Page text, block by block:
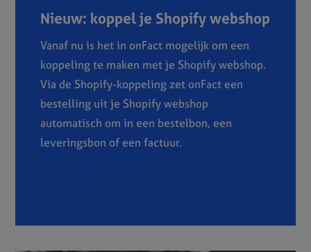
Nieuw: koppel je Shopify webshop
Vanaf nu is het in onFact mogelijk om een
koppeling te maken met je Shopify webshop.
Via de Shopify-koppeling zet onFact een
bestelling uit je Shopify webshop
automatisch om in een bestelbon, een
leveringsbon of een factuur.